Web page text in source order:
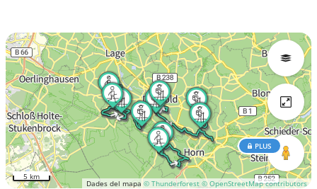
Dades del mapa © Thunderforest © OpenStreetMap contributors
PLUS
5 km